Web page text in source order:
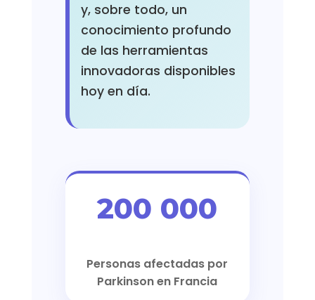
y, sobre todo, un
conocimiento profundo
de las herramientas
innovadoras disponibles
hoy en día.
200 000
Personas afectadas por
Parkinson en Francia